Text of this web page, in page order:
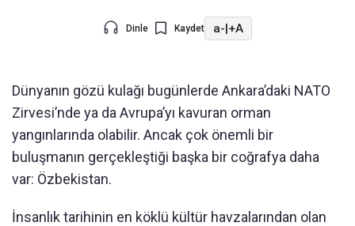
Dinle Kaydet a-|+A
Dünyanın gözü kulağı bugünlerde Ankara’daki NATO
Zirvesi’nde ya da Avrupa’yı kavuran orman
yangınlarında olabilir. Ancak çok önemli bir
buluşmanın gerçekleştiği başka bir coğrafya daha
var: Özbekistan.
İnsanlık tarihinin en köklü kültür havzalarından olan